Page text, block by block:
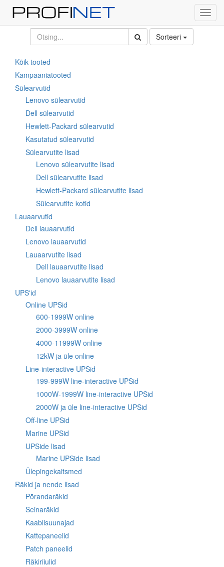
Sorteeri
Kõik tooted
Kampaaniatooted
Sülearvutid
Lenovo sülearvutid
Dell sülearvutid
Hewlett-Packard sülearvutid
Kasutatud sülearvutid
Sülearvutite lisad
Lenovo sülearvutite lisad
Dell sülearvutite lisad
Hewlett-Packard sülearvutite lisad
Sülearvutite kotid
Lauaarvutid
Dell lauaarvutid
Lenovo lauaarvutid
Lauaarvutite lisad
Dell lauaarvutite lisad
Lenovo lauaarvutite lisad
UPS'id
Online UPSid
600-1999W online
2000-3999W online
4000-11999W online
12kW ja üle online
Line-interactive UPSid
199-999W line-interactive UPSid
1000W-1999W line-interactive UPSid
2000W ja üle line-interactive UPSid
Off-line UPSid
Marine UPSid
UPSide lisad
Marine UPSide lisad
Ülepingekaitsmed
Räkid ja nende lisad
Põrandaräkid
Seinaräkid
Kaablisuunajad
Kattepaneelid
Patch paneelid
Räkiriiulid